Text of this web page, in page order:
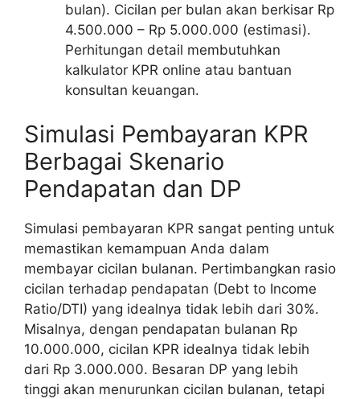
bulan). Cicilan per bulan akan berkisar Rp
4.500.000 – Rp 5.000.000 (estimasi).
Perhitungan detail membutuhkan
kalkulator KPR online atau bantuan
konsultan keuangan.
Simulasi Pembayaran KPR
Berbagai Skenario
Pendapatan dan DP
Simulasi pembayaran KPR sangat penting untuk
memastikan kemampuan Anda dalam
membayar cicilan bulanan. Pertimbangkan rasio
cicilan terhadap pendapatan (Debt to Income
Ratio/DTI) yang idealnya tidak lebih dari 30%.
Misalnya, dengan pendapatan bulanan Rp
10.000.000, cicilan KPR idealnya tidak lebih
dari Rp 3.000.000. Besaran DP yang lebih
tinggi akan menurunkan cicilan bulanan, tetapi